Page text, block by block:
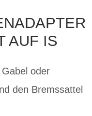
AUF IS
oder
den Bremssattel